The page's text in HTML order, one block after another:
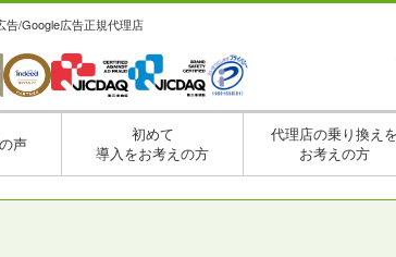
告/Google広告正規代理店
声
初めて
導入をお考えの方
代理店の乗り換え
お考えの方